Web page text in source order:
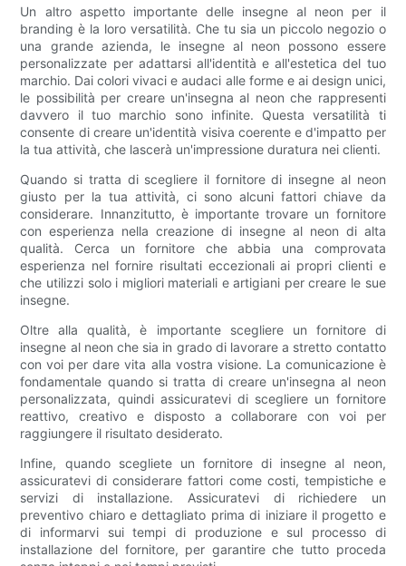
Un altro aspetto importante delle insegne al neon per il
branding è la loro versatilità. Che tu sia un piccolo negozio o
una grande azienda, le insegne al neon possono essere
personalizzate per adattarsi all'identità e all'estetica del tuo
marchio. Dai colori vivaci e audaci alle forme e ai design unici,
le possibilità per creare un'insegna al neon che rappresenti
davvero il tuo marchio sono infinite. Questa versatilità ti
consente di creare un'identità visiva coerente e d'impatto per
la tua attività, che lascerà un'impressione duratura nei clienti.
Quando si tratta di scegliere il fornitore di insegne al neon
giusto per la tua attività, ci sono alcuni fattori chiave da
considerare. Innanzitutto, è importante trovare un fornitore
con esperienza nella creazione di insegne al neon di alta
qualità. Cerca un fornitore che abbia una comprovata
esperienza nel fornire risultati eccezionali ai propri clienti e
che utilizzi solo i migliori materiali e artigiani per creare le sue
insegne.
Oltre alla qualità, è importante scegliere un fornitore di
insegne al neon che sia in grado di lavorare a stretto contatto
con voi per dare vita alla vostra visione. La comunicazione è
fondamentale quando si tratta di creare un'insegna al neon
personalizzata, quindi assicuratevi di scegliere un fornitore
reattivo, creativo e disposto a collaborare con voi per
raggiungere il risultato desiderato.
Infine, quando scegliete un fornitore di insegne al neon,
assicuratevi di considerare fattori come costi, tempistiche e
servizi di installazione. Assicuratevi di richiedere un
preventivo chiaro e dettagliato prima di iniziare il progetto e
di informarvi sui tempi di produzione e sul processo di
installazione del fornitore, per garantire che tutto proceda